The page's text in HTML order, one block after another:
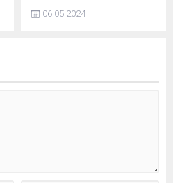
mayıs ayı itibarıyla 180
06.05.2024